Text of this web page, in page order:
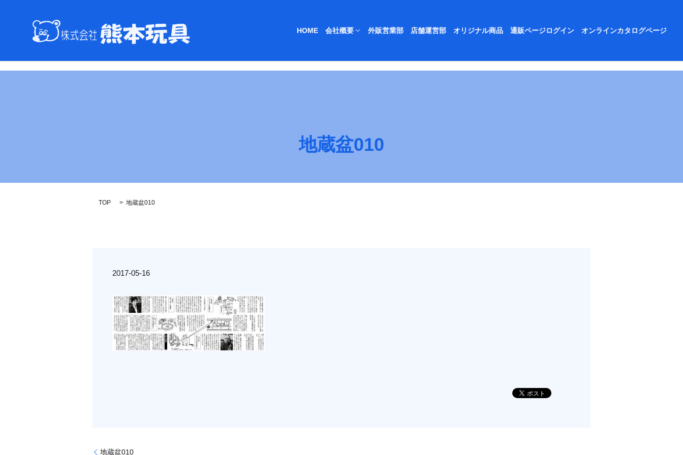
HOME 会社概要 外販営業部 店舗運営部 オリジナル商品 通販ページログイン オンラインカタログページ
地蔵盆010
TOP 地蔵盆010
2017-05-16
地蔵盆010